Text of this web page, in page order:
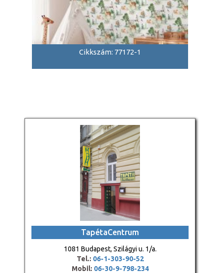
Cikkszám: 77172-1
TapétaCentrum
1081 Budapest, Szilágyi u. 1/a.
Tel.: 06-1-303-90-52
Mobil: 06-30-9-798-234